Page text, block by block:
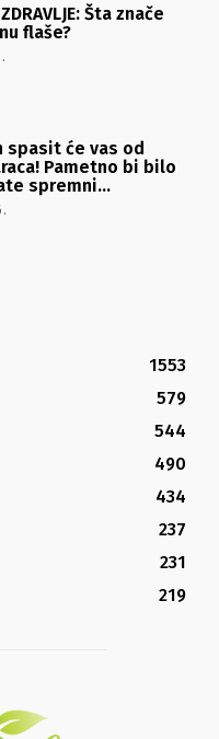
Šta znače
flaše?
spasit će vas od
Pametno bi bilo
spremni…
1553
579
544
490
434
237
231
219